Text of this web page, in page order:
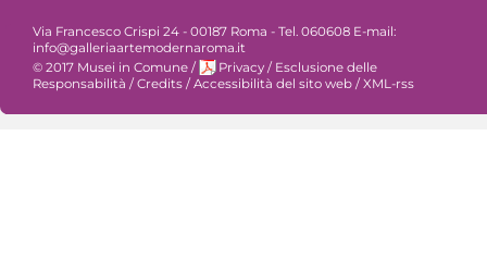
Via Francesco Crispi 24 - 00187 Roma - Tel. 060608 E-mail:
info@galleriaartemodernaroma.it
© 2017 Musei in Comune / Privacy / Esclusione delle
Responsabilità / Credits / Accessibilità del sito web / XML-rss